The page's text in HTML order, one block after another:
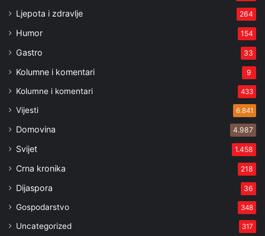
Ljepota i zdravlje 264
Humor 154
Gastro 33
Kolumne i komentari 9
Kolumne i komentari 433
Vijesti 6.841
Domovina 4.987
Svijet 1.458
Crna kronika 218
Dijaspora 36
Gospodarstvo 348
Uncategorized 317